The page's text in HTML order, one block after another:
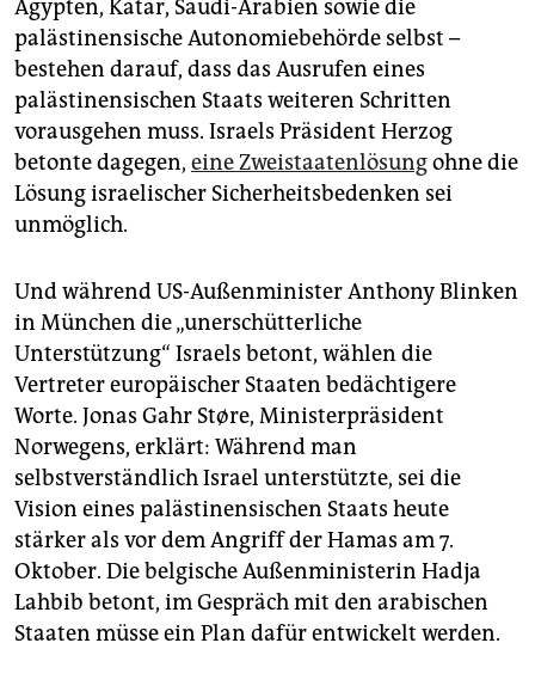
Ägypten, Katar, Saudi-Arabien sowie die
palästinensische Autonomiebehörde selbst –
bestehen darauf, dass das Ausrufen eines
palästinensischen Staats weiteren Schritten
vorausgehen muss. Israels Präsident Herzog
betonte dagegen, eine Zweistaatenlösungohne die
Lösung israelischer Sicherheitsbedenken sei
unmöglich.
Und während US-Außenminister Anthony Blinken
in München die „unerschütterliche
Unterstützung“ Israels betont, wählen die
Vertreter europäischer Staaten bedächtigere
Worte. Jonas Gahr Støre, Ministerpräsident
Norwegens, erklärt: Während man
selbstverständlich Israel unterstützte, sei die
Vision eines palästinensischen Staats heute
stärker als vor dem Angriff der Hamas am 7.
Oktober. Die belgische Außenministerin Hadja
Lahbib betont, im Gespräch mit den arabischen
Staaten müsse ein Plan dafür entwickelt werden.